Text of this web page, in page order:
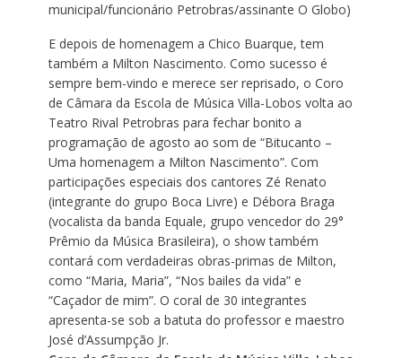
municipal/funcionário Petrobras/assinante O Globo)
E depois de homenagem a Chico Buarque, tem
também a Milton Nascimento. Como sucesso é
sempre bem-vindo e merece ser reprisado, o Coro
de Câmara da Escola de Música Villa-Lobos volta ao
Teatro Rival Petrobras para fechar bonito a
programação de agosto ao som de “Bitucanto –
Uma homenagem a Milton Nascimento”. Com
participações especiais dos cantores Zé Renato
(integrante do grupo Boca Livre) e Débora Braga
(vocalista da banda Equale, grupo vencedor do 29°
Prêmio da Música Brasileira), o show também
contará com verdadeiras obras-primas de Milton,
como “Maria, Maria”, “Nos bailes da vida” e
“Caçador de mim”. O coral de 30 integrantes
apresenta-se sob a batuta do professor e maestro
José d’Assumpção Jr.